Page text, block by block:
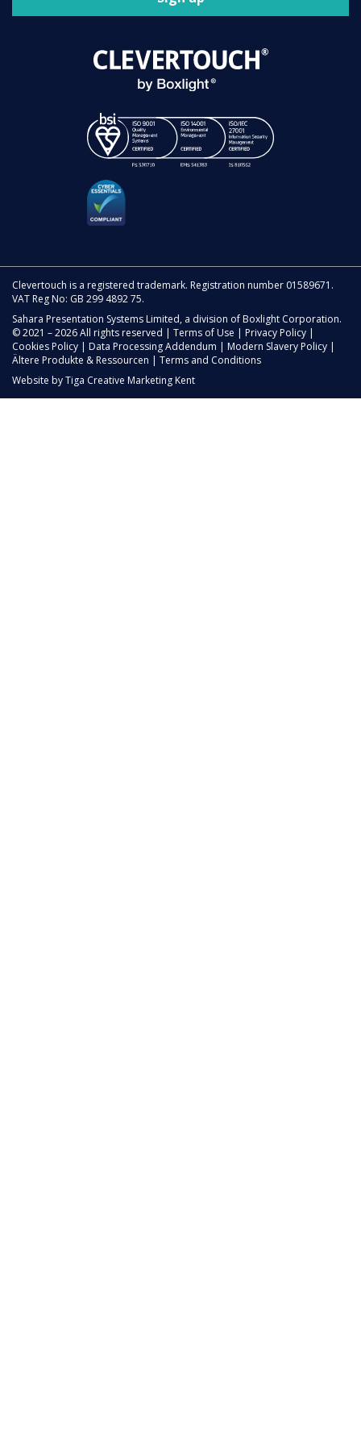
Clevertouch is a registered trademark. Registration number 01589671.
VAT Reg No: GB 299 4892 75.
Sahara Presentation Systems Limited, a division of Boxlight Corporation.
© 2021 – 2026 All rights reserved | Terms of Use Privacy Policy
Cookies Policy
Data Processing Addendum Modern Slavery Policy
Ältere Produkte & Ressourcen
Terms and Conditions
Website byTiga Creative Marketing Kent